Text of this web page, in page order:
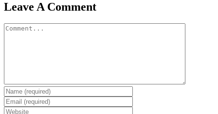
Leave A Comment
Comment